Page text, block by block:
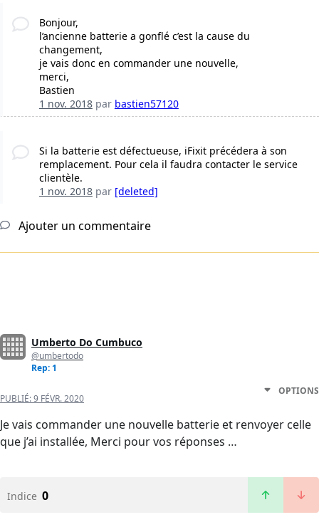
Bonjour,
l’ancienne batterie a gonflé c’est la cause du
changement,
je vais donc en commander une nouvelle,
merci,
Bastien
1 nov. 2018par bastien57120
Si la batterie est défectueuse, iFixit précédera à son
remplacement. Pour cela il faudra contacter le service
clientèle.
1 nov. 2018par [deleted]
Ajouter un commentaire
Umberto Do Cumbuco
@umbertodo
Rep: 1
PUBLIÉ:9 FÉVR. 2020
OPTIONS
Je vais commander une nouvelle batterie et renvoyer celle
que j’ai installée, Merci pour vos réponses …
Indice 0